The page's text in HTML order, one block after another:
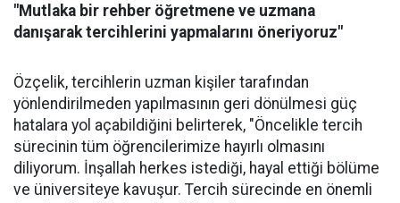
"Mutlaka bir rehber öğretmene ve uzmana
danışarak tercihlerini yapmalarını öneriyoruz"
Özçelik, tercihlerin uzman kişiler tarafından
yönlendirilmeden yapılmasının geri dönülmesi güç
hatalara yol açabildiğini belirterek, "Öncelikle tercih
sürecinin tüm öğrencilerimize hayırlı olmasını
diliyorum. İnşallah herkes istediği, hayal ettiği bölüme
ve üniversiteye kavuşur. Tercih sürecinde en önemli